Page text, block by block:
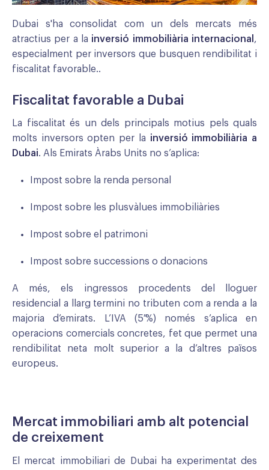
Dubai s'ha consolidat com un dels mercats més
atractius per a la inversió immobiliària internacional ,
especialment per inversors que busquen rendibilitat i
fiscalitat favorable..
Fiscalitat favorable a Dubai
La fiscalitat és un dels principals motius pels quals
molts inversors opten per la inversió immobiliària a
Dubai. Als Emirats Àrabs Units no s’aplica:
Impost sobre la renda personal
Impost sobre les plusvàlues immobiliàries
Impost sobre el patrimoni
Impost sobre successions o donacions
A més, els ingressos procedents del lloguer
residencial a llarg termini no tributen com a renda a la
majoria d’emirats. L’IVA (5 %) només s’aplica en
operacions comercials concretes, fet que permet una
rendibilitat neta molt superior a la d’altres països
europeus.
Mercat immobiliari amb alt potencial
de creixement
El mercat immobiliari de Dubai ha experimentat des